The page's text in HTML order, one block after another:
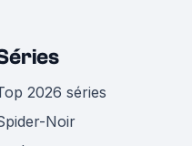
2026 séries
Noir